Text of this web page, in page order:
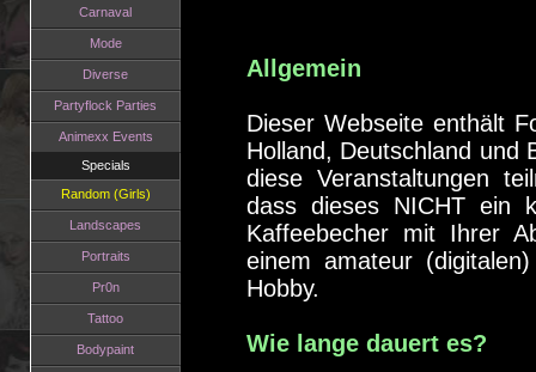
Carnaval
Mode
Diverse
Partyflock Parties
Animexx Events
Specials
Random (Girls)
Landscapes
Portraits
Pr0n
Tattoo
Bodypaint
Allgemein
Dieser Webseite enthält
Holland, Deutschland und
diese Veranstaltungen
dass dieses NICHT ein
Kaffeebecher mit Ihrer
einem amateur
Hobby.
Wie lange dauert es?